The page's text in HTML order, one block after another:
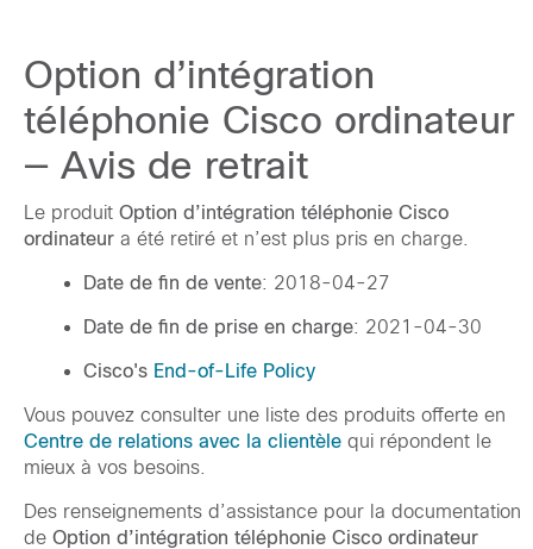
Option d’intégration
téléphonie Cisco ordinateur
— Avis de retrait
Le produit Option d’intégration téléphonie Cisco
ordinateur a été retiré et n’est plus pris en charge.
Date de fin de vente: 2018-04-27
Date de fin de prise en charge: 2021-04-30
Cisco's End-of-Life Policy
Vous pouvez consulter une liste des produits offerte en
Centre de relations avec la clientèle qui répondent le
mieux à vos besoins.
Des renseignements d’assistance pour la documentation
de Option d’intégration téléphonie Cisco ordinateur